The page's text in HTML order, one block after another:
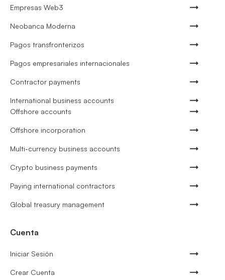
Empresas Web3
Neobanca Moderna
Pagos transfronterizos
Pagos empresariales internacionales
Contractor payments
International business accounts
Offshore accounts
Offshore incorporation
Multi-currency business accounts
Crypto business payments
Paying international contractors
Global treasury management
Cuenta
Iniciar Sesión
Crear Cuenta